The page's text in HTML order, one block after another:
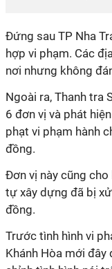
Đứng sau TP Nha
hợp vi phạm. Các
nơi nhưng không
Ngoài ra, Thanh tra
6 đơn vị và phát
phạt vi phạm hành
đồng.
Đơn vị này cũng
tự xây dựng đã bị
đồng.
Trước tình hình vi
Khánh Hòa mới đây